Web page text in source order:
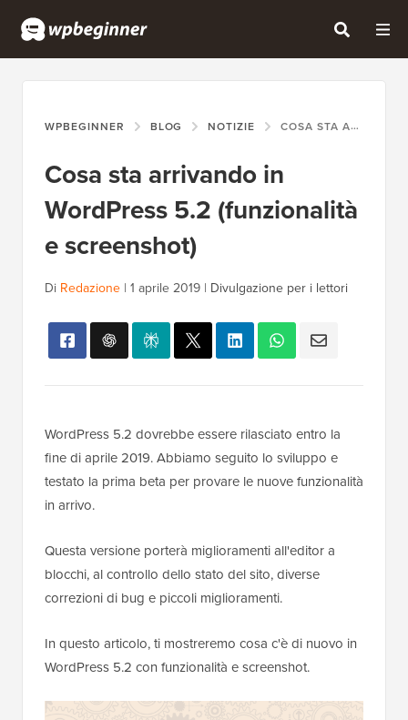
WPBEGINNER BLOG NOTIZIE COSA STA ARRIVANDO IN WORDPRESS 5.2 (FUNZIONALITÀ E SCREENSHOT)
Cosa sta arrivando in
WordPress 5.2 (funzionalità
e screenshot)
Di Redazione | 1 aprile 2019 | Divulgazione per i lettori
WordPress 5.2 dovrebbe essere rilasciato entro la
fine di aprile 2019. Abbiamo seguito lo sviluppo e
testato la prima beta per provare le nuove funzionalità
in arrivo.
Questa versione porterà miglioramenti all'editor a
blocchi, al controllo dello stato del sito, diverse
correzioni di bug e piccoli miglioramenti.
In questo articolo, ti mostreremo cosa c'è di nuovo in
WordPress 5.2 con funzionalità e screenshot.